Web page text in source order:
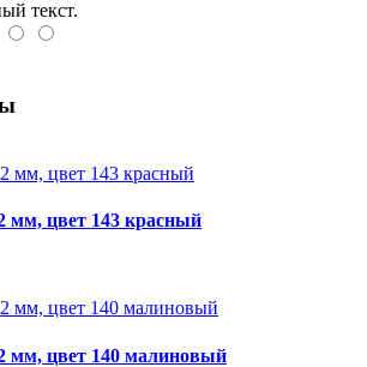
текст.
мм, цвет 143 красный
мм, цвет 140 малиновый